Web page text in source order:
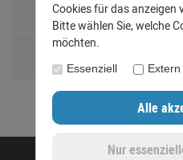
Montage und
Cookies für das anzeigen
Bitte wählen Sie, welche
möchten.
Essenziell Extern